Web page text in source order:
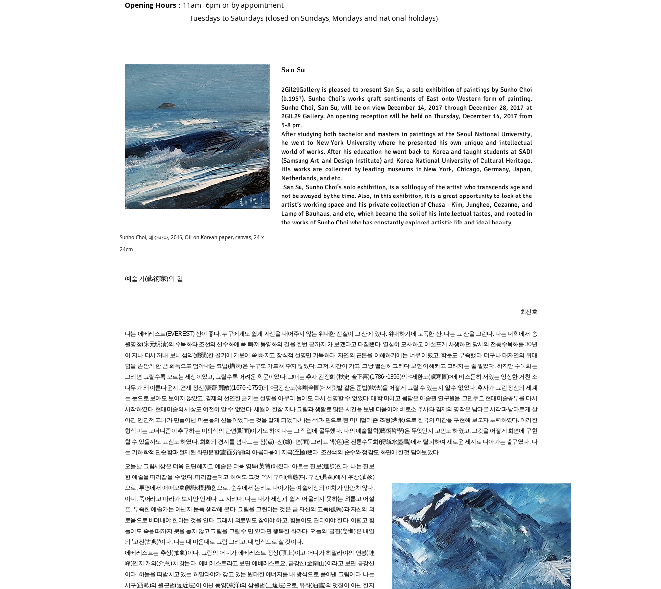
Opening Hours : 11am- 6pm or by appointment
Tuesdays to Saturdays (closed on Sundays, Mondays and national holidays)
Sunho Choi, 제주바다, 2016, Oil on Korean paper, canvas, 24 x
24cm
San Su
2Gil29Gallery is pleased to present San Su, a solo exhibition of paintings by Sunho Choi
(b.1957). Sunho Choi’s works graft sentiments of East onto Western form of painting.
Sunho Choi, San Su, will be on view December 14, 2017 through December 28, 2017 at
2GIL29 Gallery. An opening reception will be held on Thursday, December 14, 2017 from
5-8 pm.
After studying both bachelor and masters in paintings at the Seoul National University,
he went to New York University where he presented his own unique and intellectual
world of works. After his education he went back to Korea and taught students at SADI
(Samsung Art and Design Institute) and Korea National University of Cultural Heritage.
His works are collected by leading museums in New York, Chicago, Germany, Japan,
Netherlands, and etc.
San Su, Sunho Choi’s solo exhibition, is a soliloquy of the artist who transcends age and
not be swayed by the time. Also, in this exhibition, it is a great opportunity to look at the
artist’s working space and his private collection of Chusa - Kim, Junghee, Cezanne, and
Lamp of Bauhaus, and etc, which became the soil of his intellectual tastes, and rooted in
the works of Sunho Choi who has constantly explored artistic life and ideal beauty.
예술가(藝術家)의 길
최선호
나는 에베레스트(EVEREST) 산이 좋다. 누구에게도 쉽게 자신을 내어주지 않는 위대한 진실이 그 산에 있다. 위대하기에 고독한 산, 나는 그 산을 그린다. 나는 대학에서 송
원명청(宋元明淸)의 수묵화와 조선의 산수화에 푹 빠져 동양화의 길을 한번 끝까지 가 보겠다고 다짐했다. 열심히 모사하고 어설프게 사생하던 당시의 전통수묵화를 30년
이 지나 다시 꺼내 보니 섬약(纖弱)한 골기에 기운이 쭉 빠지고 장식적 설명만 가득하다. 자연의 근본을 이해하기에는 너무 어렸고, 학문도 부족했다. 더구나 대자연의 위대
함을 손안의 한 뼘 화폭으로 담아내는 묘법(描法)은 누구도 가르쳐 주지 않았다. 그저, 시간이 가고, 그냥 열심히 그리다 보면 이해되고 그려지는 줄 알았다. 하지만 수묵화는
그리면 그릴수록 모르는 세상이었고, 그릴수록 어려운 학문이었다. 그때는 추사 김정희 (秋史 金正喜)(1786~1856)의 <세한도(歲寒圖)>에 비스듬히 서있는 앙상한 거친 소
나무가 왜 아름다운지, 겸재 정선(謙齋 鄭敾)(1676~1759)의 <금강산도(金剛全圖)> 서릿발 같은 준법(峻法)을 어떻게 그릴 수 있는지 알 수 없었다. 추사가 그린 정신의 세계
는 눈으로 보아도 보이지 않았고, 겸제의 선연한 골기는 설명을 아무리 들어도 다시 설명할 수 없었다. 대학 마치고 몸담은 미술관 연구원을 그만두고 현대미술공부를 다시
시작하였다. 현대미술의 세상도 여전히 알 수 없었다. 세월이 한참 지나 그림과 생활로 많은 시간을 보낸 다음에야 비로소 추사와 겸제의 명작은 남다른 시각과 남다르게 살
아간 인간적 고뇌가 만들어낸 피눈물의 산물이었다는 것을 알게 되었다. 나는 색과 면으로 된 미니멀리즘 조형(造形)으로 한국의 미감을 구현해 보고자 노력하였다. 이러한
형식미는 모더니즘이 추구하는 미의식의 단면(斷面)이기도 하여 나는 그 작업에 몰두했다. 나의 예술철학(藝術哲學)은 무엇인지 고민도 하였고, 그것을 어떻게 화면에 구현
할 수 있을까도 고심도 하였다. 회화의 경계를 넘나드는 점(点)· 선(線)· 면(面) 그리고 색(色)은 전통수묵화(傳統水墨畵)에서 탈피하여 새로운 세계로 나아가는 출구였다. 나
는 기하학적 단순함과 절제된 화면분할(畵面分割)의 아름다움에 지극(至極)했다. 조선색의 순수와 정감도 화면에 한껏 담아보았다.
오늘날 그림세상은 더욱 단단해지고 예술은 더욱 영특(英特)해졌다. 아트는 진보(進步)한다. 나는 진보
한 예술을 따라잡을 수 없다. 따라잡는다고 하여도 그것 역시 구태(舊態)다. 구상(具象)에서 추상(抽象)
으로, 투명에서 애매모호(曖昧模糊)함으로, 순수에서 논리로 나아가는 예술세상의 이치가 만만치 않다.
아니, 죽어라고 따라가 보지만 언제나 그 자리다. 나는 내가 세상과 쉽게 어울리지 못하는 외롭고 어설
픈, 부족한 예술가는 아닌지 문득 생각해 본다. 그림을 그린다는 것은 곧 자신의 고독(孤獨)과 자신의 외
로움으로 버텨내야 한다는 것을 안다. 그래서 외로워도 참아야 하고, 힘들어도 견디어야 한다. 어렵고 힘
들어도 죽을 때까지 붓을 놓지 않고 그림을 그릴 수 만 있다면 행복한 화가다. 오늘의 ‘급진(急進)‘은 내일
의 ’고전(古典)‘이다. 나는 내 마음대로 그림 그리고, 내 방식으로 살 것이다.
에베레스트는 추상(抽象)이다. 그림의 어디가 에베레스트 정상(頂上)이고 어디가 히말라야의 연봉(連
峰)인지 개의(介意)치 않는다. 에베레스트라고 보면 에베레스트요, 금강산(金剛山)이라고 보면 금강산
이다. 하늘을 떠받치고 있는 히말라야가 갖고 있는 원대한 에너지를 내 방식으로 풀어낸 그림이다. 나는
서구(西歐)의 원근법(遠近法)이 아닌 동양(東洋)의 삼원법(三遠法)으로, 유화(油畵)의 덧칠이 아닌 한지